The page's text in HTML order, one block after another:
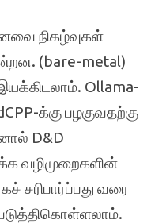
நிகழ்வுகள்
(bare-metal)
Ollama-
க்கு பழகுவதற்கு
D&D
வழிமுறைகளின்
சரிபார்ப்பது வரை